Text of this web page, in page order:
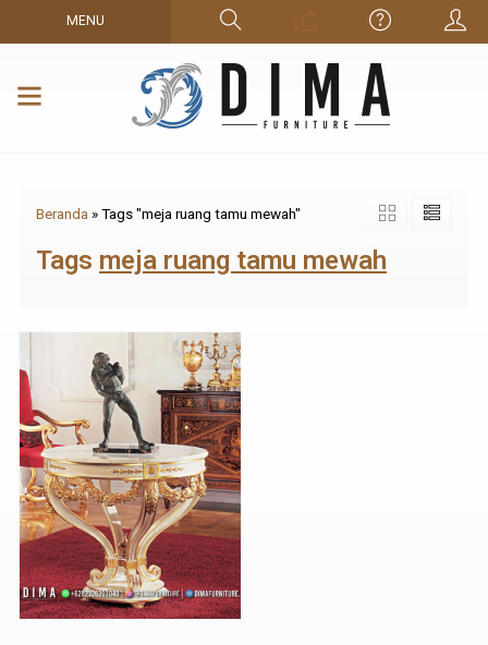
MENU
Beranda »Tags "meja ruang tamu mewah"
Tags meja ruang tamu mewah